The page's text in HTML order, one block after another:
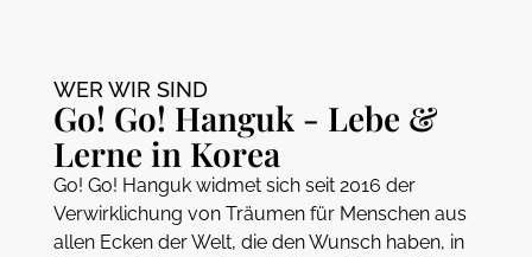
WER WIR SIND
Go! Go! Hanguk - Lebe &
Lerne in Korea
Go! Go! Hanguk widmet sich seit 2016 der
Verwirklichung von Träumen für Menschen aus
allen Ecken der Welt, die den Wunsch haben, in